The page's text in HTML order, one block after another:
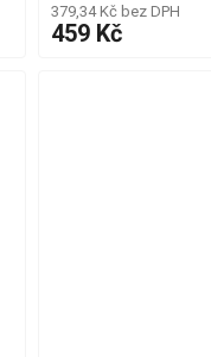
379,34 Kč bez DPH
459 Kč